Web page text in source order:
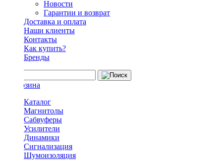
Новости
Гарантии и возврат
Доставка и оплата
Наши клиенты
Контакты
Как купить?
Бренды
Каталог
Магнитолы
Сабвуферы
Усилители
Динамики
Сигнализация
Шумоизоляция